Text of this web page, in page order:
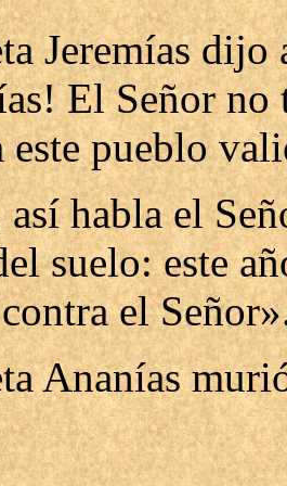
Jeremías dijo
El Señor
este pueblo
así habla el
suelo: este
el
Ananías